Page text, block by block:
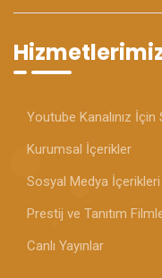
Youtube Kanalınız
Kurumsal İçerikler
Sosyal Medya İçerikleri
Prestij ve Tanıtım
Canlı Yayınlar